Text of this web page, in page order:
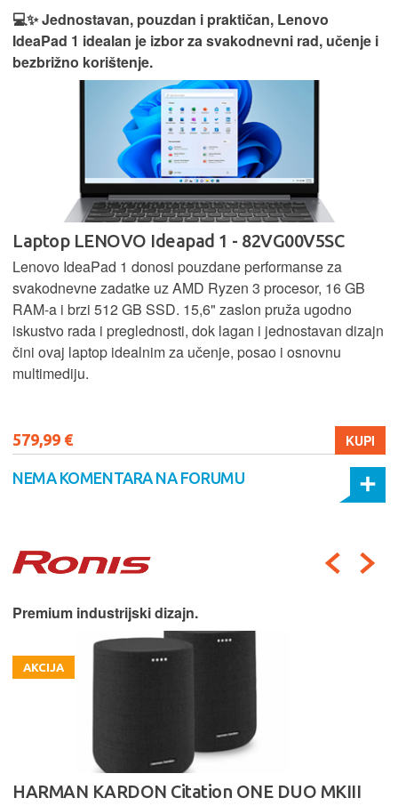
💻✨ Jednostavan, pouzdan i praktičan, Lenovo
IdeaPad 1 idealan je izbor za svakodnevni rad, učenje i
bezbrižno korištenje.
Laptop LENOVO Ideapad 1 - 82VG00V5SC
Lenovo IdeaPad 1 donosi pouzdane performanse za
svakodnevne zadatke uz AMD Ryzen 3 procesor, 16 GB
RAM-a i brzi 512 GB SSD. 15,6" zaslon pruža ugodno
iskustvo rada i preglednosti, dok lagan i jednostavan dizajn
čini ovaj laptop idealnim za učenje, posao i osnovnu
multimediju.
579,99 € KUPI
NEMA KOMENTARA NA FORUMU
Premium industrijski dizajn.
AKCIJA
HARMAN KARDON Citation ONE DUO MKIII